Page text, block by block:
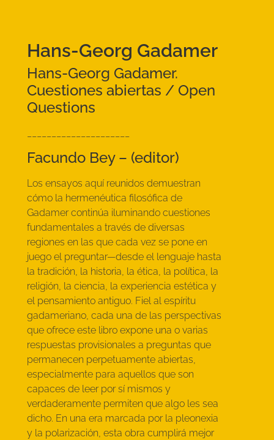
Hans-Georg Gadamer
Hans-Georg Gadamer.
Cuestiones abiertas / Open
Questions
Facundo Bey – (editor)
Los ensayos aquí reunidos demuestran
cómo la hermenéutica filosófica de
Gadamer continúa iluminando cuestiones
fundamentales a través de diversas
regiones en las que cada vez se pone en
juego el preguntar—desde el lenguaje hasta
la tradición, la historia, la ética, la política, la
religión, la ciencia, la experiencia estética y
el pensamiento antiguo. Fiel al espíritu
gadameriano, cada una de las perspectivas
que ofrece este libro expone una o varias
respuestas provisionales a preguntas que
permanecen perpetuamente abiertas,
especialmente para aquellos que son
capaces de leer por sí mismos y
verdaderamente permiten que algo les sea
dicho. En una era marcada por la pleonexia
y la polarización, esta obra cumplirá mejor